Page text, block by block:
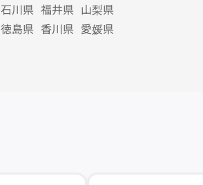
石川県 福井県 山梨県
徳島県 香川県 愛媛県